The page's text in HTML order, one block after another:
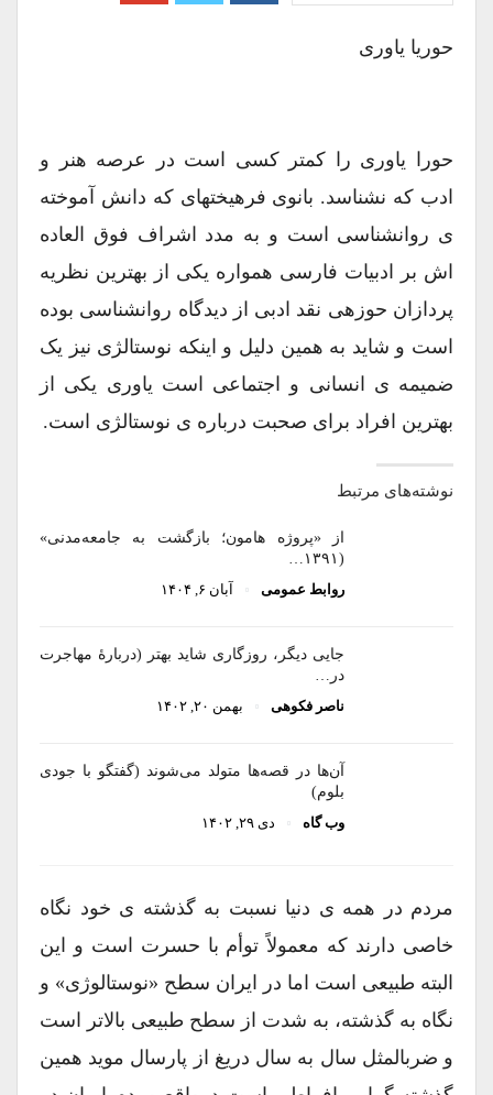
حوریا یاوری
حورا یاوری را کمتر کسی است در عرصه هنر و
ادب که نشناسد. بانوی فرهیختهای که دانش آموخته
ی روانشناسی است و به مدد اشراف فوق العاده
اش بر ادبیات فارسی همواره یکی از بهترین نظریه
پردازان حوزهی نقد ادبی از دیدگاه روانشناسی بوده
است و شاید به همین دلیل و اینکه نوستالژی نیز یک
ضمیمه ی انسانی و اجتماعی است یاوری یکی از
بهترین افراد برای صحبت درباره ی نوستالژی است.
نوشته‌های مرتبط
از «پروژه هامون؛ بازگشت به جامعه‌مدنی»
روابط عمومی
آبان ۶, ۱۴۰۴
جایی دیگر، روزگاری شاید بهتر (دربارۀ مهاجرت
در…
ناصر فکوهی
بهمن ۲۰, ۱۴۰۲
آن‌ها در قصه‌ها متولد می‌شوند (گفتگو با جودی
بلوم)
وب گاه
دی ۲۹, ۱۴۰۲
مردم در همه ی دنیا نسبت به گذشته ی خود نگاه
خاصی دارند که معمولاً توأم با حسرت است و این
البته طبیعی است اما در ایران سطح «نوستالوژی» و
نگاه به گذشته، به شدت از سطح طبیعی بالاتر است
و ضربالمثل سال به سال دریغ از پارسال موید همین